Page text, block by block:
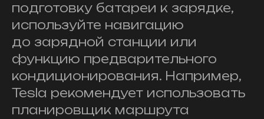
подготовку батареи к зарядке,
используйте навигацию
до зарядной станции или
функцию предварительного
кондиционирования. Например,
Tesla рекомендует использовать
планировщик маршрута